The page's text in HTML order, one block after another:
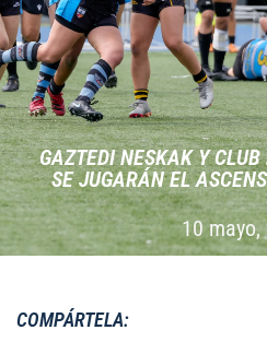
GAZTEDI NESKAK Y
SE JUGARÁN EL
10 mayo,
COMPÁRTELA: